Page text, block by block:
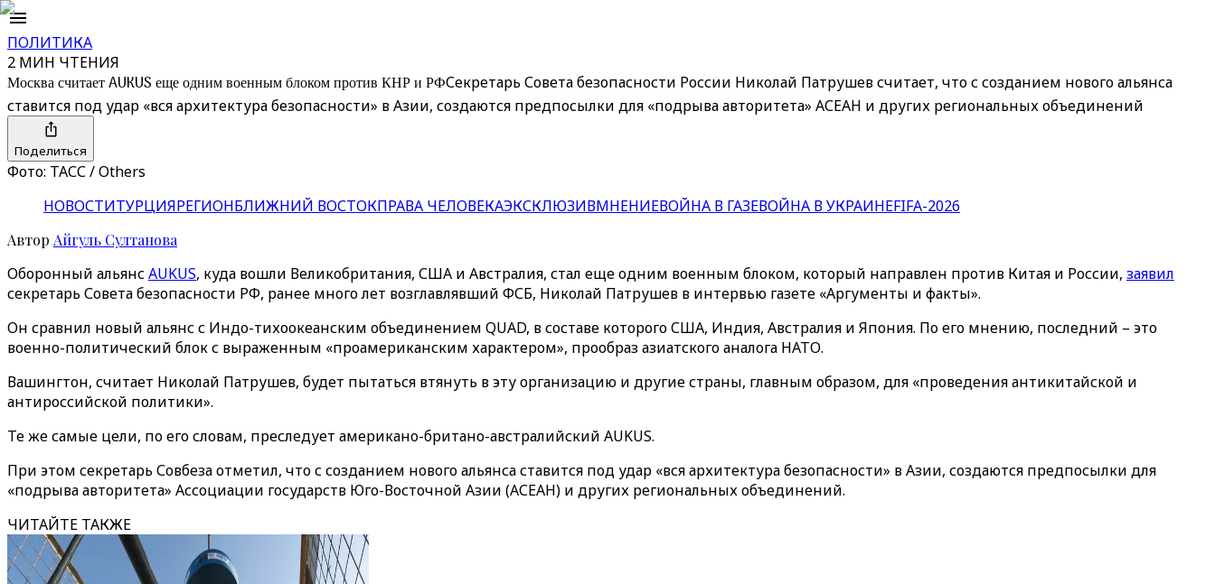
ПОЛИТИКА
2 МИН ЧТЕНИЯ
Москва считает AUKUS еще одним военным блоком против КНР и РФСекретарь Совета безопасности России Николай Патрушев считает, что с созданием нового альянса
ставится под удар «вся архитектура безопасности» в Азии, создаются предпосылки для «подрыва авторитета» АСЕАН и других региональных объединений
Поделиться
Фото: ТАСС / Others
НОВОСТИТУРЦИЯРЕГИОНБЛИЖНИЙ ВОСТОКПРАВА ЧЕЛОВЕКАЭКСКЛЮЗИВМНЕНИЕВОЙНА В ГАЗЕВОЙНА В УКРАИНЕFIFA-2026
Автор Айгуль Султанова
Оборонный альянсAUKUS, куда вошли Великобритания, США и Австралия, стал еще одним военным блоком, который направлен против Китая и России, заявил
секретарь Совета безопасности РФ, ранее много лет возглавлявший ФСБ, Николай Патрушев в интервью газете «Аргументы и факты».
Он сравнил новый альянс с Индо-тихоокеанским объединением QUAD, в составе которого США, Индия, Австралия и Япония. По его мнению, последний – это
военно-политический блок с выраженным «проамериканским характером», прообраз азиатского аналога НАТО.
Вашингтон, считает Николай Патрушев, будет пытаться втянуть в эту организацию и другие страны, главным образом, для «проведения антикитайской и
антироссийской политики».
Те же самые цели, по его словам, преследует американо-британо-австралийский AUKUS.
При этом секретарь Совбеза отметил, что с созданием нового альянса ставится под удар «вся архитектура безопасности» в Азии, создаются предпосылки для
«подрыва авторитета» Ассоциации государств Юго-Восточной Азии (АСЕАН) и других региональных объединений.
ЧИТАЙТЕ ТАКЖЕ